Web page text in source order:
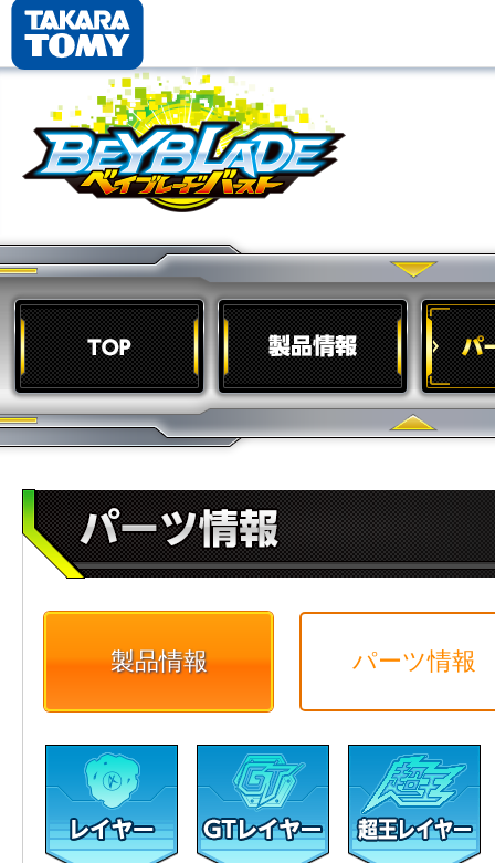
製品情報 パーツ情報